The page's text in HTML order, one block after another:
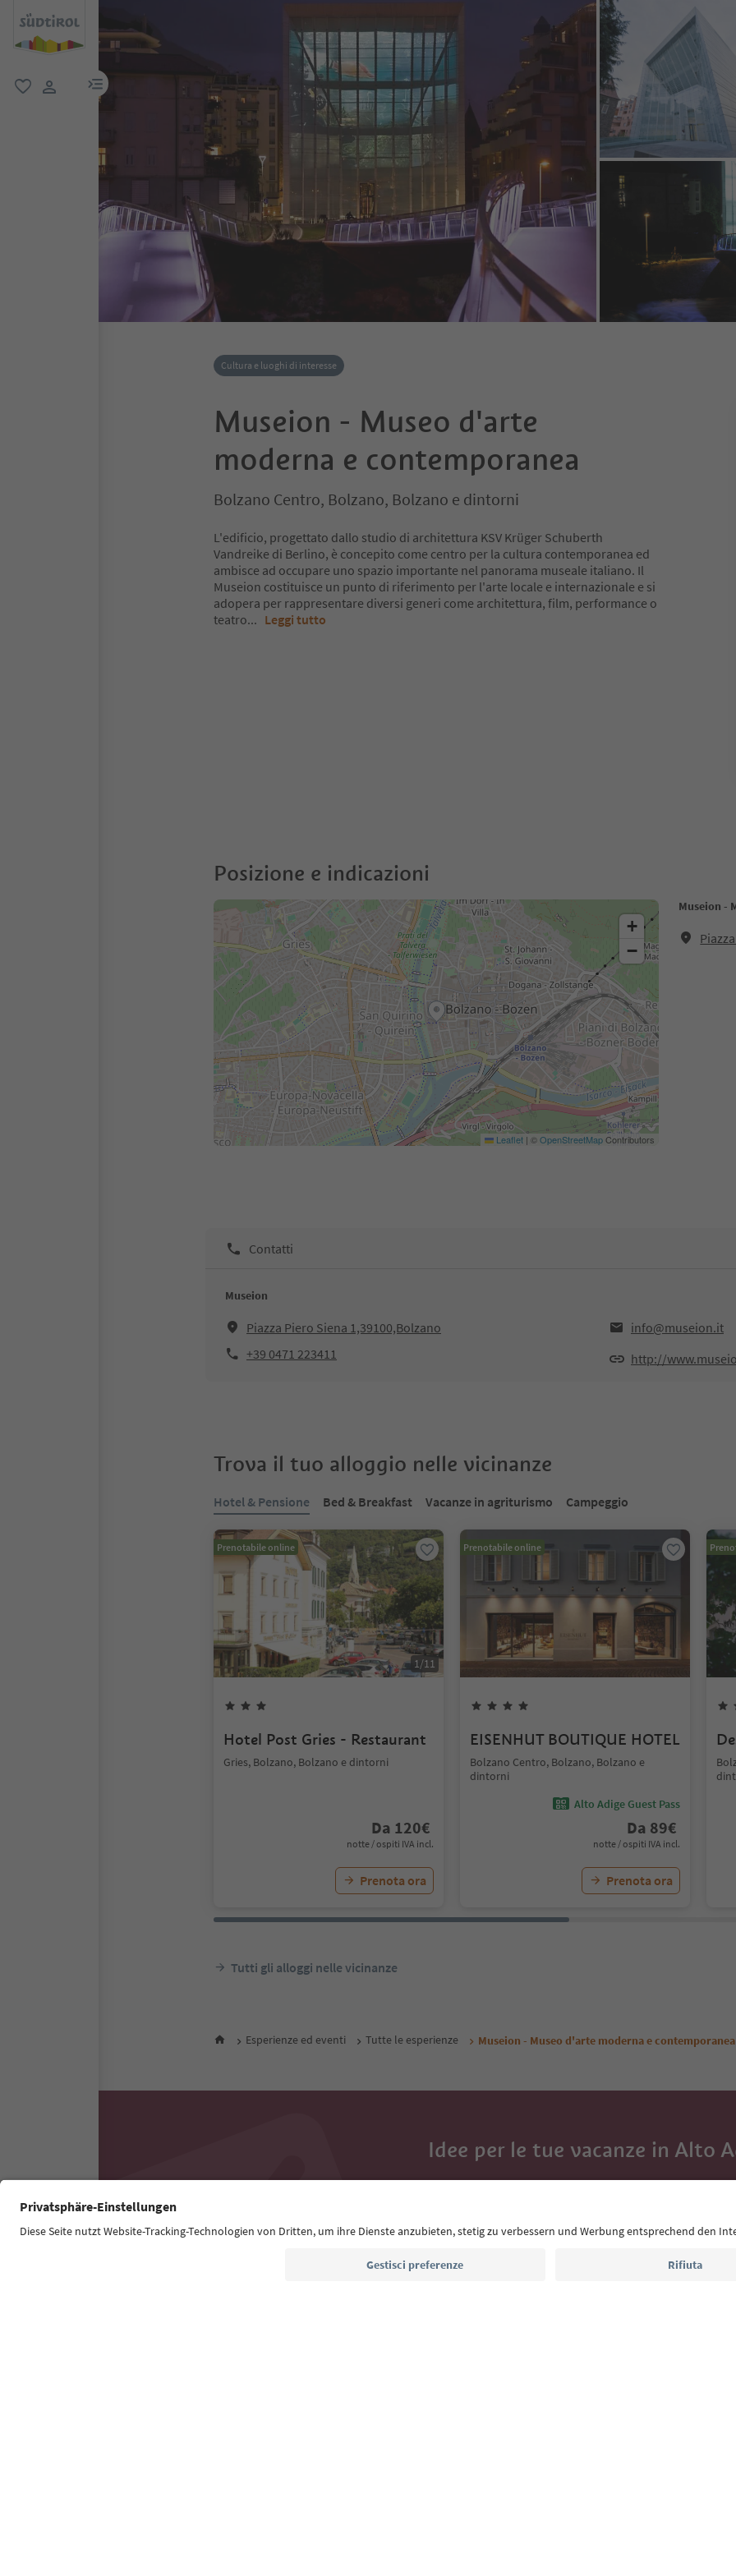
menu link
Cultura e luoghi di interesse
Museion - Museo d'arte
moderna e contemporanea
Bolzano Centro, Bolzano, Bolzano e dintorni
L'edificio, progettato dallo studio di architettura KSV Krüger Schuberth
Vandreike di Berlino, è concepito come centro per la cultura contemporanea ed
ambisce ad occupare uno spazio importante nel panorama museale italiano. Il
Museion costituisce un punto di riferimento per l'arte locale e internazionale e si
adopera per rappresentare diversi generi come architettura, film, performance o
teatro... Leggi tutto
Posizione e indicazioni
Museion -
+
−
Leaflet | ©OpenStreetMapContributors
Contatti
Museion
Piazza Piero Siena 1,39100,Bolzano
info@museion.it
+39 0471 223411
http://
Trova il tuo alloggio nelle vicinanze
Hotel & Pensione Bed & Breakfast Vacanze in agriturismo Campeggio
Prenotabile online
1/11
Hotel Post Gries - Restaurant
Gries, Bolzano, Bolzano e dintorni
Da 120€
notte / ospiti IVA incl.
Prenota ora
Prenotabile online
EISENHUT BOUTIQUE HOTEL
Bolzano Centro, Bolzano, Bolzano e
dintorni
Alto Adige Guest Pass
Da 89€
notte / ospiti IVA incl.
Prenota ora
Tutti gli alloggi nelle vicinanze
Esperienze ed eventi Tutte le esperienze Museion - Museo d'arte moderna e contemporanea
Idee per le tue vacanze in Alto
Con la newsletter dell’Alto Adige ricevi consigli per
Indirizzo e-mail*